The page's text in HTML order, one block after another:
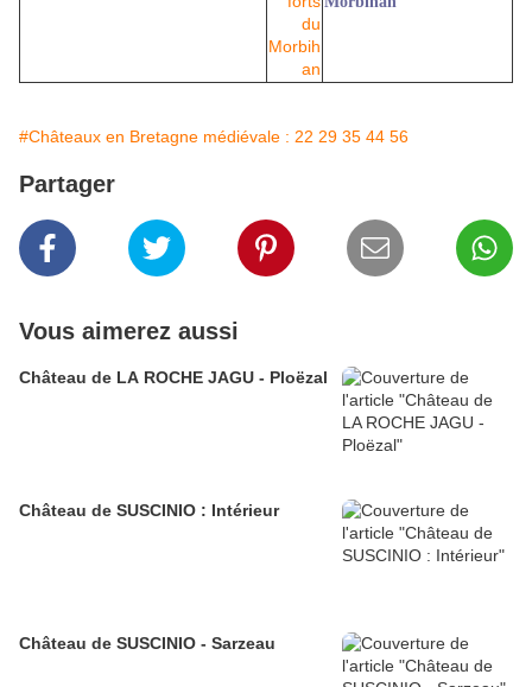
#Châteaux en Bretagne médiévale : 22 29 35 44 56
Partager
Vous aimerez aussi
Château de LA ROCHE JAGU - Ploëzal
Château de SUSCINIO : Intérieur
Château de SUSCINIO - Sarzeau